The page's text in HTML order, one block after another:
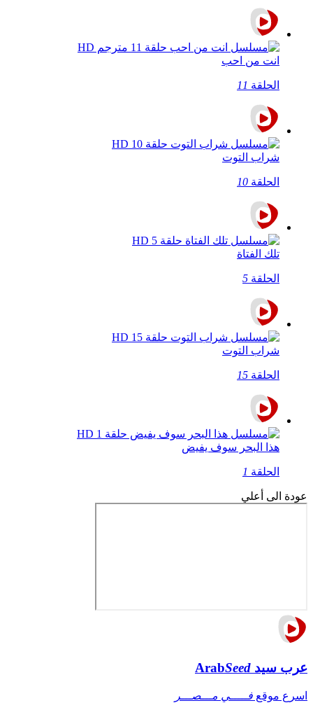
انت من احب
الحلقة 11
شراب التوت
الحلقة 10
تلك الفتاة
الحلقة 5
شراب التوت
الحلقة 15
هذا البحر سوف يفيض
الحلقة 1
عودة الى أعلي
عرب سيد ArabSeed
اسرع موقع فـــــي مـــصـــر